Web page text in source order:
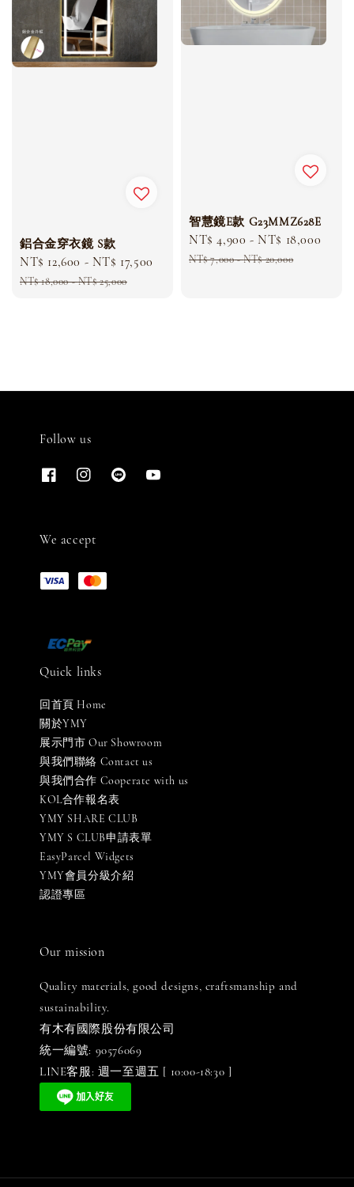
鋁合金穿衣鏡 S款
Sale
price
NT$ 12,600 - NT$ 17,500
Regular
NT$ 18,000-NT$ 25,000
智慧鏡E款 G23MMZ628E
Sale
price
NT$ 4,900 - NT$ 18,000
NT$ 7,000-NT$ 20,000
Follow us
We accept
Quick links
回首頁 Home
關於YMY
展示門市 Our Showroom
與我們聯絡 Contact us
與我們合作 Cooperate with us
KOL合作報名表
YMY SHARE CLUB
YMY S CLUB申請表單
EasyParcel Widgets
YMY會員分級介紹
認證專區
Our mission
Quality materials, good designs, craftsmanship and
sustainability.
有木有國際股份有限公司
統一編號: 90576069
LINE客服: 週一至週五 [ 10:00-18:30 ]